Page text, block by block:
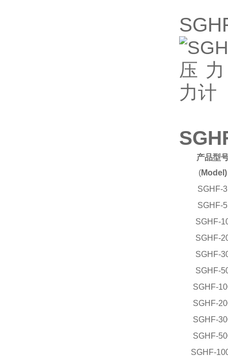
产品型
(Model)
SGHF-3
SGHF-5
SGHF-
SGHF-
SGHF-
SGHF-
SGHF-
SGHF-
SGHF-
SGHF-
SGHF-